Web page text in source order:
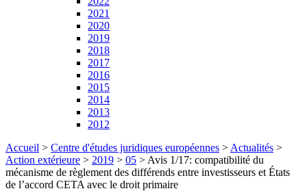
2021
2020
2019
2018
2017
2016
2015
2014
2013
2012
Accueil > Centre d'études juridiques européennes > Actualités >
Action extérieure > 2019 > 05 > Avis 1/17: compatibilité du
mécanisme de règlement des différends entre investisseurs et États
de l’accord CETA avec le droit primaire